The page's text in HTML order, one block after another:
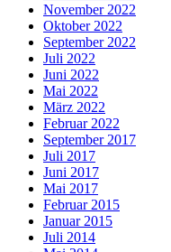
November 2022
Oktober 2022
September 2022
Juli 2022
Juni 2022
Mai 2022
März 2022
Februar 2022
September 2017
Juli 2017
Juni 2017
Mai 2017
Februar 2015
Januar 2015
Juli 2014